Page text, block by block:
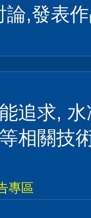
論,發表
追求,
相關技
專區